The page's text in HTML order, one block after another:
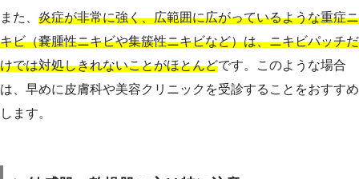
また、 炎症が非常に強く、広範囲に広がっているような重症ニ
キビ（嚢腫性ニキビや集簇性ニキビなど）は、ニキビパッチだ
けでは対処しきれないことがほとんどです。このような場合
は、早めに皮膚科や美容クリニックを受診することをおすすめ
します。